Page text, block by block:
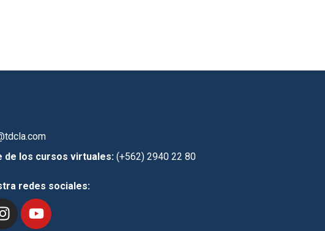
de los cursos virtuales: (+562) 2940 22 80
redes sociales: